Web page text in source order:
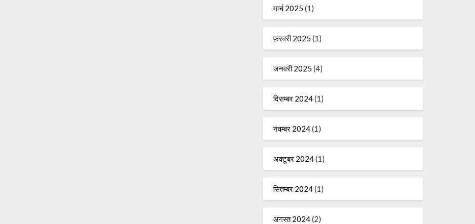
मार्च 2025 (1)
फ़रवरी 2025 (1)
जनवरी 2025 (4)
दिसम्बर 2024(1)
नवम्बर 2024(1)
अक्टूबर 2024(1)
सितम्बर 2024(1)
अगस्त 2024(2)